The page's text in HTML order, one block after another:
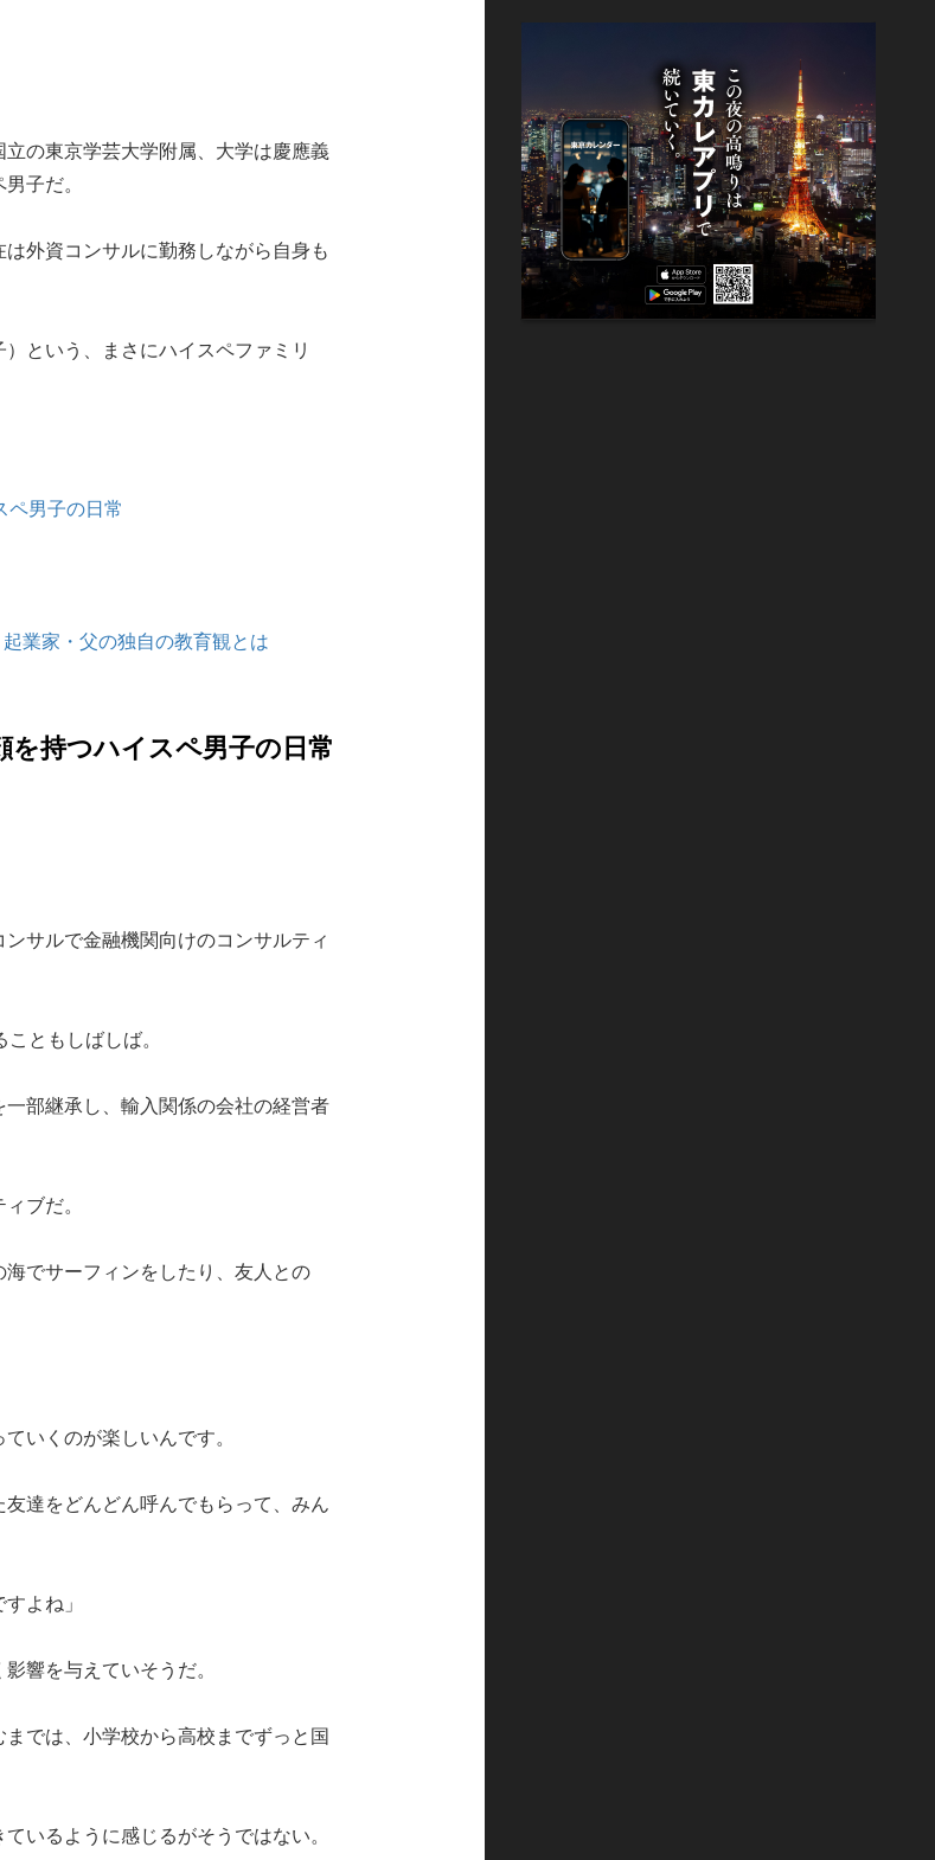
の東京学芸大学附属、大学は慶應義
子だ。
外資コンサルに勤務しながら自身も
という、まさにハイスペファミリ
ペ男子の日常
業家・父の独自の教育観とは
持つハイスペ男子の日常
サルで金融機関向けのコンサルティ
ともしばしば。
部継承し、輸入関係の会社の経営者
ブだ。
でサーフィンをしたり、友人との
いくのが楽しいんです。
達をどんどん呼んでもらって、みん
よね」
響を与えていそうだ。
では、小学校から高校までずっと国
いるように感じるがそうではない。